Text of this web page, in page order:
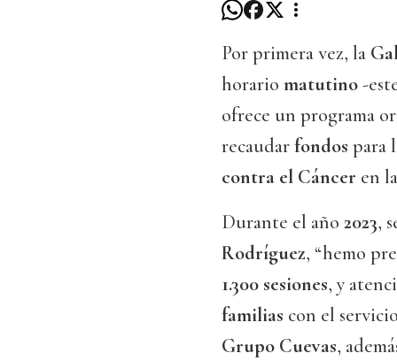
Por primera vez, la
horario matutino-
ofrece un programa
recaudarfondos para
contra el Cáncer en
Durante el año 2023,
Rodríguez, “hemo
1.300 sesiones, y
familias con el
Grupo Cuevas,